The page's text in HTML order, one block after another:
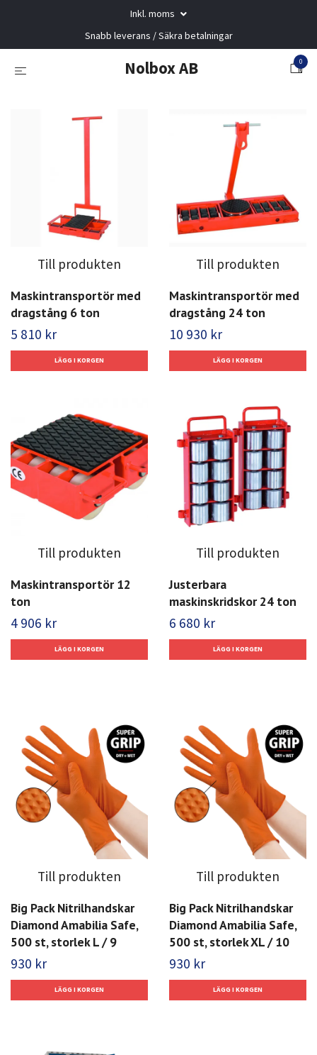
Inkl. moms
Snabb leverans / Säkra betalningar
Nolbox AB 0
Till produkten
Maskintransportör med
dragstång 6 ton
5 810 kr
Till produkten
Maskintransportör med
dragstång 24 ton
10 930 kr
Till produkten
Maskintransportör 12
ton
4 906 kr
Till produkten
Justerbara
maskinskridskor 24 ton
6 680 kr
Till produkten
Big Pack Nitrilhandskar
Diamond Amabilia Safe,
500 st, storlek L / 9
930 kr
Till produkten
Big Pack Nitrilhandskar
Diamond Amabilia Safe,
500 st, storlek XL / 10
930 kr